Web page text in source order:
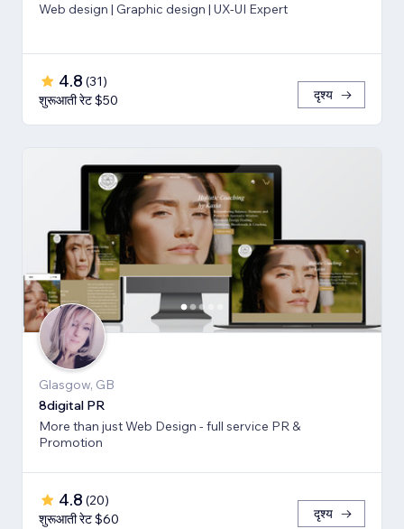
Web design | Graphic design | UX-UI Expert
4.8 (31)
शुरूआती रेट $50
दृश्य
Glasgow, GB
8digital PR
More than just Web Design - full service PR &
Promotion
4.8 (20)
शुरूआती रेट $60
दृश्य